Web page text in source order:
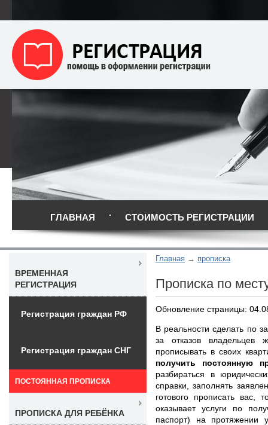
ГЛАВНАЯ СТОИМОСТЬ РЕГИСТРАЦИИ
Главная прописка
Прописка по
Обновление страницы:
В реальности сделать по
за отказов владельцев
прописывать в своих
получить постоянную
разбираться в
справки, заполнять
готового прописать
оказывает услуги по
паспорт) на
ВРЕМЕННАЯ
РЕГИСТРАЦИЯ
Регистрация граждан РФ
Регистрация граждан СНГ
ПОСТОЯННАЯ ПРОПИСКА
ПРОПИСКА ДЛЯ РЕБЁНКА